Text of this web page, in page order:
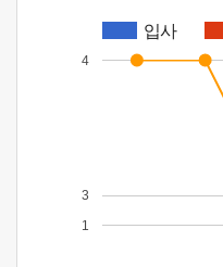
입사
1
3
4